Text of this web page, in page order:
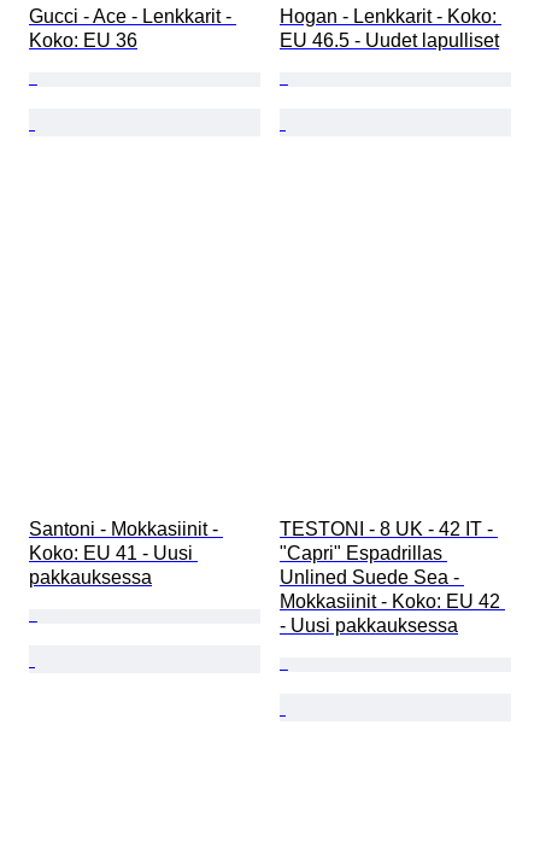
Gucci - Ace - Lenkkarit -
Koko: EU 36
Hogan - Lenkkarit - Koko:
EU 46.5 - Uudet lapulliset
Santoni - Mokkasiinit -
Koko: EU 41 - Uusi
pakkauksessa
TESTONI - 8 UK - 42 IT -
"Capri" Espadrillas
Unlined Suede Sea -
Mokkasiinit - Koko: EU 42
- Uusi pakkauksessa